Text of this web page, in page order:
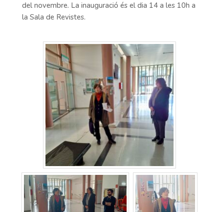
del novembre. La inauguració és el dia 14 a les 10h a
la Sala de Revistes.